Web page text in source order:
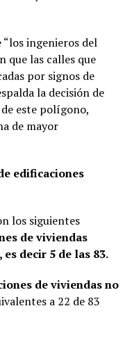
ingenieros del
que las calles que
por signos de
la decisión de
este polígono,
de mayor
edificaciones
los siguientes
de viviendas
decir 5 de las 83.
de viviendas no
a 22 de 83